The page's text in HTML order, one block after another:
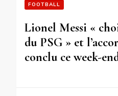
FOOTBALL
Lionel Messi «
du PSG » et
conclu ce week-